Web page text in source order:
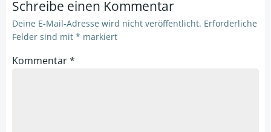
Schreibe einen Kommentar
Deine E-Mail-Adresse wird nicht veröffentlicht. Erforderliche
Felder sind mit * markiert
Kommentar*